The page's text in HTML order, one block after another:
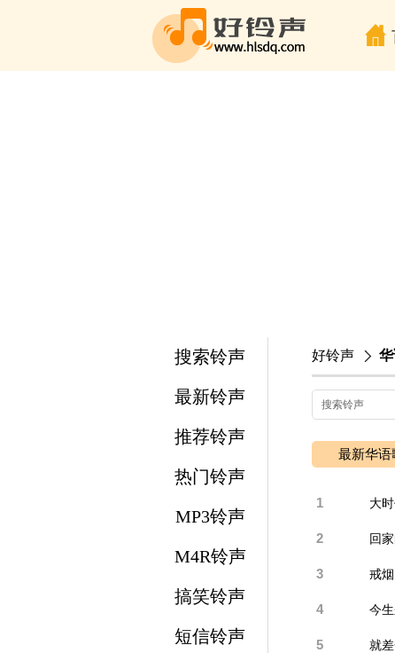
搜索铃声
最新铃声
推荐铃声
热门铃声
MP3铃声
M4R铃声
搞笑铃声
短信铃声
好铃声
最新华语
1 大
2 回
3 戒烟
4 今
5 就